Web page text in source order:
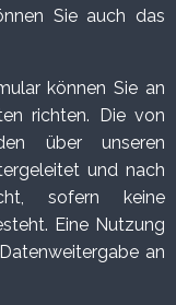
Sie auch das
können Sie an
richten. Die von
über unseren
und nach
sofern keine
Eine Nutzung
an